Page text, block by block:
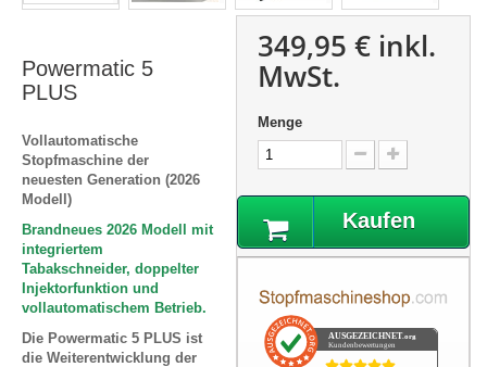
Powermatic 5
PLUS
Vollautomatische
Stopfmaschine der
neuesten Generation (2026
Modell)
Brandneues 2026 Modell mit
integriertem
Tabakschneider, doppelter
Injektorfunktion und
vollautomatischem Betrieb.
Die Powermatic 5 PLUS ist
die Weiterentwicklung der
349,95 €inkl.
MwSt.
Menge
Kaufen
AUSGEZEICHNET.org
Kundenbewertungen